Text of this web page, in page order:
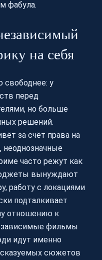
фабула.
на себя
свободнее: у
перед
но больше
решений.
за счёт права на
часто режут как
вынуждают
работу с локациями
подталкивает
отношению к
фильмы
идут именно
сюжетов